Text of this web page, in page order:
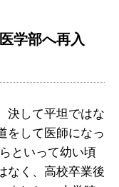
学部へ再入
決して平坦ではな
をして医師になっ
といって幼い頃
なく、高校卒業後